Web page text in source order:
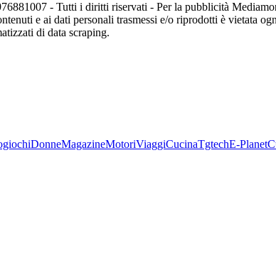
- Tutti i diritti riservati - Per la pubblicità
e ai dati personali trasmessi e/o riprodotti è vietata
di data scraping.
DonneMagazineMotoriViaggiCucinaTgtechE-Planet